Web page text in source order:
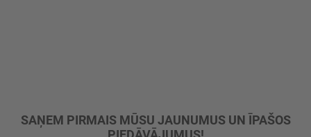
SAŅEM PIRMAIS MŪSU JAUNUMUS UN ĪPAŠOS